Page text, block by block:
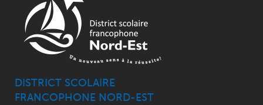
DISTRICT SCOLAIRE
FRANCOPHONE NORD-EST